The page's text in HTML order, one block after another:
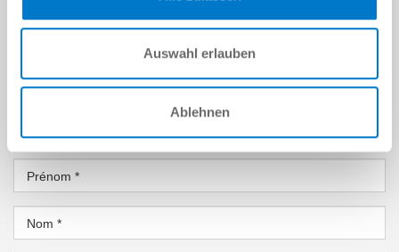
Auswahl erlauben
Ablehnen
VOUS AVEZ DES QUESTIONS ?
DONNÉES PERSONNELLES
Prénom *
Nom *